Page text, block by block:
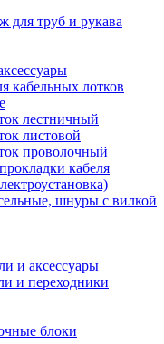
для труб и рукава
кабельных лотков
лестничный
листовой
проволочный
кабеля
шнуры с вилкой
и аксессуары
и переходники
блоки